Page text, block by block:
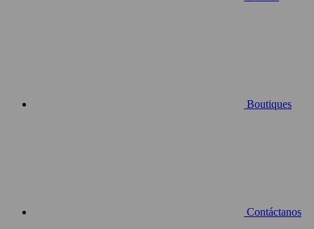
Boutiques
Contáctanos